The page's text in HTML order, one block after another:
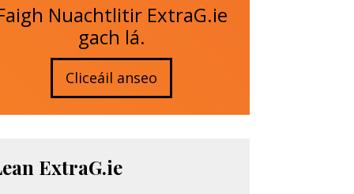
Nuachtlitir ExtraG.ie
gach lá.
Cliceáil anseo
ExtraG.ie